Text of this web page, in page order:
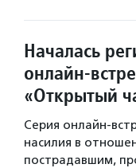
Началась
онлайн-
«Открытый
Серия онлайн-
насилия в
пострадавшим,